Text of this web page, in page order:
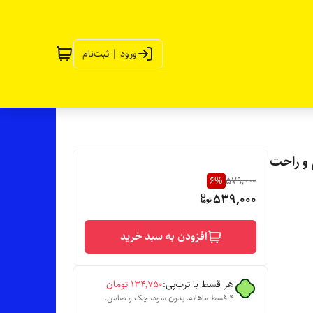
ورود | ثبت‌نام
و راحت
579,000
6%
539,000
افزودن به سبد خرید
هر قسط با ترب‌پی:۱۳۴٬۷۵۰ تومان
۴ قسط ماهانه. بدون سود، چک و ضامن.